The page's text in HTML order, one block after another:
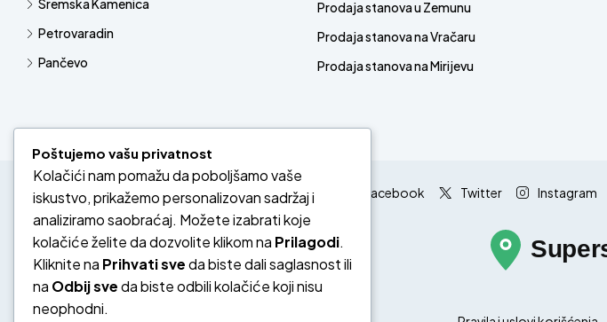
Sremska Kamenica
Petrovaradin
Pančevo
Prodaja stanova u Zemunu
Prodaja stanova na Vračaru
Prodaja stanova na Mirijevu
Facebook Twitter Instagram
Poštujemo vašu privatnost
Kolačići nam pomažu da poboljšamo vaše
iskustvo, prikažemo personalizovan sadržaj i
analiziramo saobraćaj. Možete izabrati koje
kolačiće želite da dozvolite klikom na Prilagodi.
Kliknite na Prihvati sveda biste dali saglasnost ili
na Odbij sveda biste odbili kolačiće koji nisu
neophodni.